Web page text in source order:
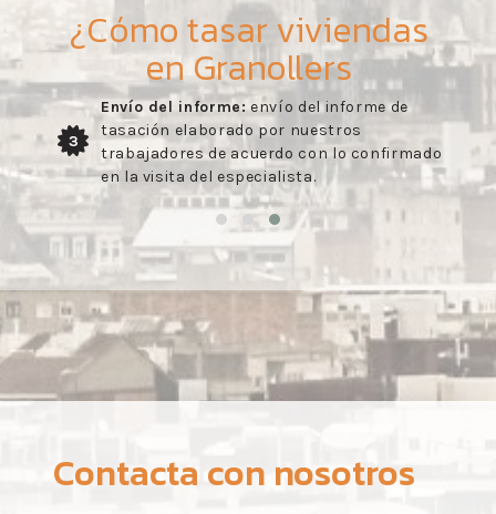
¿Cómo tasar viviendas
en Granollers
3
Envío del informe:envío del informe de
tasación elaborado por nuestros
trabajadores de acuerdo con lo confirmado
en la visita del especialista.
Contacta con nosotros